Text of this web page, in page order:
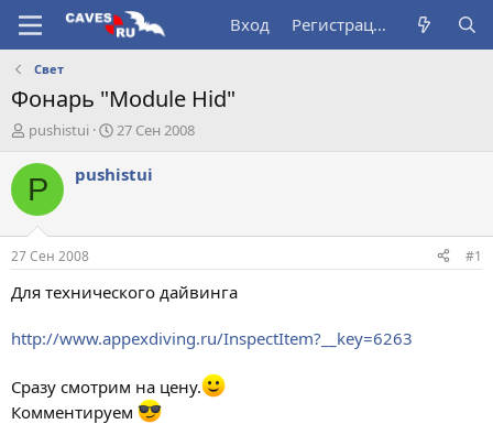
Вход Регистрация
Свет
Фонарь "Module Hid"
А
т
о
т
е
м
ы
pushistui
Д
т
а
л
27 Сен 2008
P pushistui
27 Сен 2008 #1
Для технического дайвинга
http://www.appexdiving.ru/InspectItem?__key=6263
Сразу смотрим на цену.
Комментируем